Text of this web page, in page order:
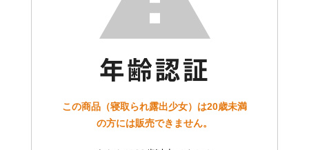
この商品（寝取られ露出少女）は20歳未満
の方には販売できません。